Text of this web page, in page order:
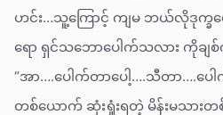
ဟင်း…သူ့ကြောင့် ကျမ ဘယ်လိုဒုက္
ရော ရှင်သဘောပေါက်သလား ကိုချစ်
“အာ….ပေါက်တာပေါ့….သီတာ….ပ
တစ်ယောက် ဆုံးရှုံးရတဲ့ မိန်းမသား